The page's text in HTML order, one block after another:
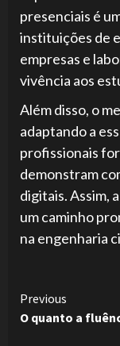
presenciais é
instituições de
empresas e
vivência aos
Além disso, o
adaptando a
profissionais
demonstram
digitais. Assim, a
um caminho
na engenharia
Continue
Reading
Previous
O quanto a